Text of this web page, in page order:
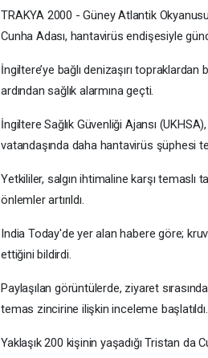
TRAKYA 2000 - Güney Atlantik
Cunha Adası, hantavirüs endişesiyle
İngiltere’ye bağlı denizaşırı
ardından sağlık alarmına geçti.
İngiltere Sağlık Güvenliği Ajansı
vatandaşında daha hantavirüs şüphesi
Yetkililer, salgın ihtimaline karşı temaslı
önlemler artırıldı.
India Today'de yer alan habere göre;
ettiğini bildirdi.
Paylaşılan görüntülerde, ziyaret
temas zincirine ilişkin inceleme başlatıldı.
Yaklaşık 200 kişinin yaşadığı Tristan da